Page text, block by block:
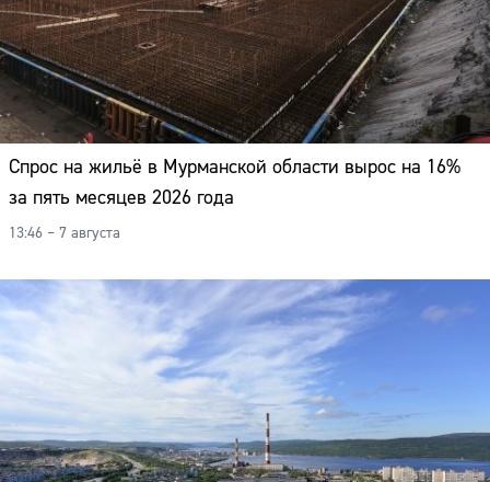
Спрос на жильё в Мурманской области вырос на 16%
за пять месяцев 2026 года
13:46 – 7 августа